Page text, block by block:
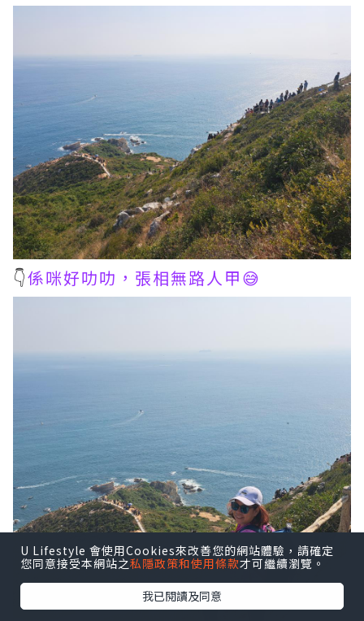
👇係咪好叻叻，張相無路人甲😅
U Lifestyle 會使用Cookies來改善您的網站體驗，請確定
您同意接受本網站之私隱政策和使用條款才可繼續瀏覽。
我已閱讀及同意